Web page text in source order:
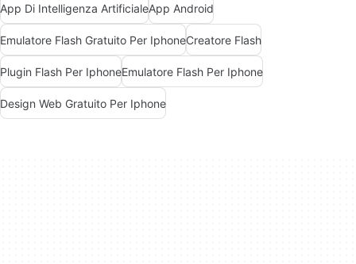
App Di Intelligenza ArtificialeApp Android
Emulatore Flash Gratuito Per IphoneCreatore Flash
Plugin Flash Per IphoneEmulatore Flash Per Iphone
Design Web Gratuito Per Iphone